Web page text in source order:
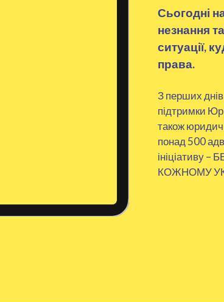
Сьогодні
незнання
ситуації,
права.
З перших
підтримки
також
понад 500
ініціативу
КОЖНОМУ